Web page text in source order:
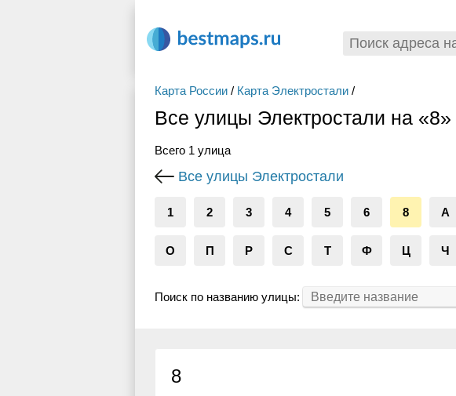
Карта России / Карта Электростали /
Все улицы Электростали на «8»
Всего 1 улица
Все улицы Электростали
1 2 3 4 5 6 8 А
О П Р С Т Ф Ц Ч
Поиск по названию улицы:
8